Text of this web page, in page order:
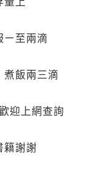
ㄧ至兩滴
煮飯兩三滴
迎上網查詢
籍謝謝